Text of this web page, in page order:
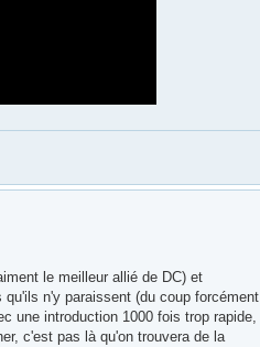
le meilleur allié de DC) et
n'y paraissent (du coup forcément
une introduction 1000 fois trop rapide,
c'est pas là qu'on trouvera de la